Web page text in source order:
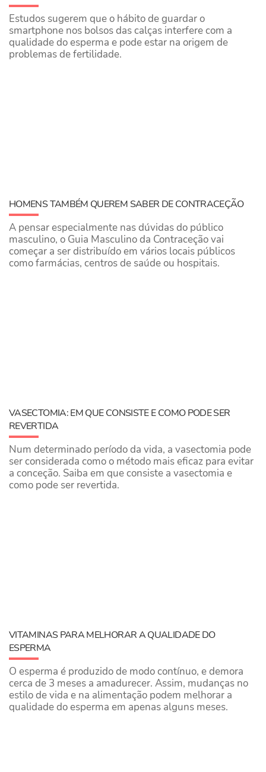
Estudos sugerem que o hábito de guardar o
smartphone nos bolsos das calças interfere com a
qualidade do esperma e pode estar na origem de
problemas de fertilidade.
HOMENS TAMBÉM QUEREM SABER DE CONTRACEÇÃO
A pensar especialmente nas dúvidas do público
masculino, o Guia Masculino da Contraceção vai
começar a ser distribuído em vários locais públicos
como farmácias, centros de saúde ou hospitais.
VASECTOMIA: EM QUE CONSISTE E COMO PODE SER
REVERTIDA
Num determinado período da vida, a vasectomia pode
ser considerada como o método mais eficaz para evitar
a conceção. Saiba em que consiste a vasectomia e
como pode ser revertida.
VITAMINAS PARA MELHORAR A QUALIDADE DO
ESPERMA
O esperma é produzido de modo contínuo, e demora
cerca de 3 meses a amadurecer. Assim, mudanças no
estilo de vida e na alimentação podem melhorar a
qualidade do esperma em apenas alguns meses.